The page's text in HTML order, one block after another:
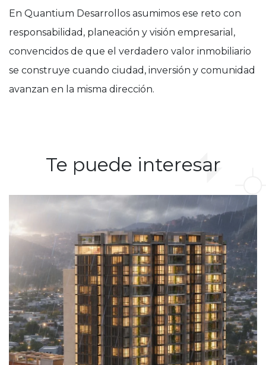
En Quantium Desarrollos asumimos ese reto con
responsabilidad, planeación y visión empresarial,
convencidos de que el verdadero valor inmobiliario
se construye cuando ciudad, inversión y comunidad
avanzan en la misma dirección.
Te puede interesar